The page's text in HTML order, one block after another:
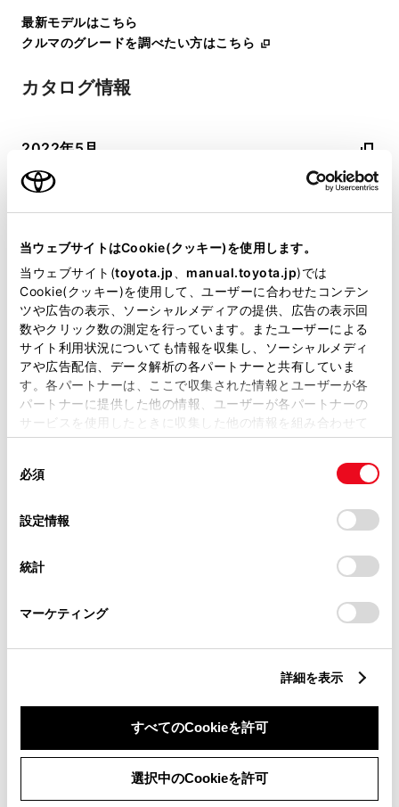
当ウェブサイトはCookie(クッキー)を使用します。
当ウェブサイト(toyota.jp manual.toyota.jp)では
Cookie(クッキー)を使用して、ユーザーに合わせたコンテン
ツや広告の表示、ソーシャルメディアの提供、広告の表示回
数やクリック数の測定を行っています。またユーザーによる
サイト利用状況についても情報を収集し、ソーシャルメディ
アや広告配信、データ解析の各パートナーと共有していま
す。各パートナーは、ここで収集された情報とユーザーが各
パートナーに提供した他の情報、ユーザーが各パートナーの
サービスを使用したときに収集した他の情報を組み合わせて
使用することがあります。当ウェブサイトの使用を続行する
デバイスにすべてのCookie(クッキー)が保存されることに同
意したことになります。Cookie(クッキー)のオプトアウト、
設定の変更、同意を撤回したりするにあたっては、当社の
「Cookie（クッキー）情報の取り扱いについて
」をご覧くだ
必須
設定情報
統計
マーケティング
詳細を表示
すべてのCookieを許可
選択中のCookieを許可
最新モデルはこちら
クルマのグレードを調べたい方はこちら
カタログ情報
2022年5月
オーナーサポート情報
取扱説明書 アフターサ
トヨタならではの安心と選びやすさで
きっとあなたにぴったりの中古車が見つかる。